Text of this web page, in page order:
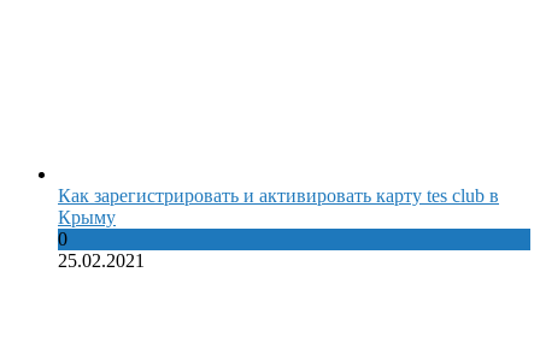
Как зарегистрировать и активировать карту tes club в
Крыму
0
25.02.2021